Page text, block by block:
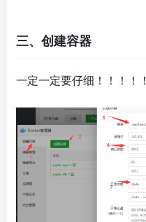
三、创建容器
一定一定要仔细！！！！！